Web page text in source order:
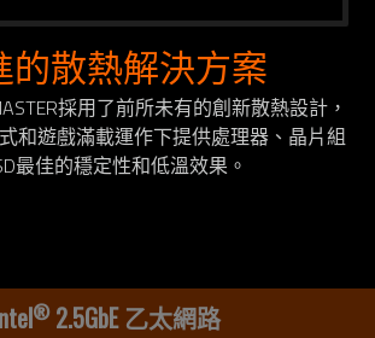
的散熱解決方案
採用了前所未有的創新散熱設計，
和遊戲滿載運作下提供處理器、晶片組
最佳的穩定性和低溫效果。
®2.5GbE 乙太網路